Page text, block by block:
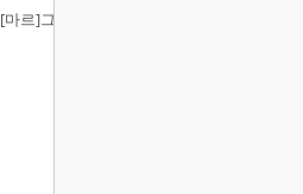
[마르]그립 42.5 바디보드 서핑보드